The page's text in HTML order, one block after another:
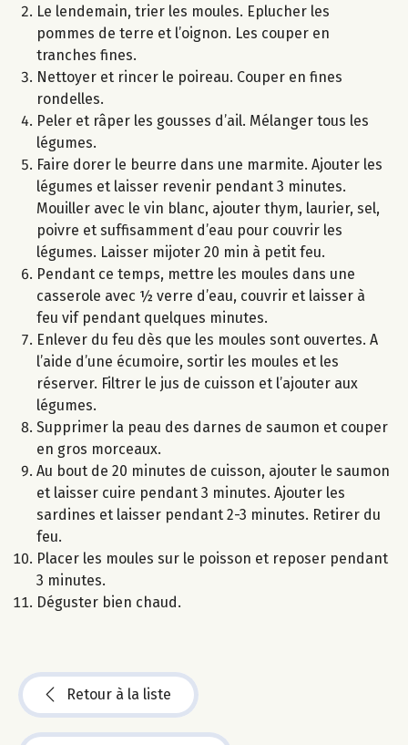
Le lendemain, trier les moules. Eplucher les
pommes de terre et l’oignon. Les couper en
tranches fines.
Nettoyer et rincer le poireau. Couper en fines
rondelles.
Peler et râper les gousses d’ail. Mélanger tous les
légumes.
Faire dorer le beurre dans une marmite. Ajouter les
légumes et laisser revenir pendant 3 minutes.
Mouiller avec le vin blanc, ajouter thym, laurier, sel,
poivre et suffisamment d’eau pour couvrir les
légumes. Laisser mijoter 20 min à petit feu.
Pendant ce temps, mettre les moules dans une
casserole avec ½ verre d’eau, couvrir et laisser à
feu vif pendant quelques minutes.
Enlever du feu dès que les moules sont ouvertes. A
l’aide d’une écumoire, sortir les moules et les
réserver. Filtrer le jus de cuisson et l’ajouter aux
légumes.
Supprimer la peau des darnes de saumon et couper
en gros morceaux.
Au bout de 20 minutes de cuisson, ajouter le saumon
et laisser cuire pendant 3 minutes. Ajouter les
sardines et laisser pendant 2-3 minutes. Retirer du
feu.
Placer les moules sur le poisson et reposer pendant
3 minutes.
Déguster bien chaud.
Retour à la liste